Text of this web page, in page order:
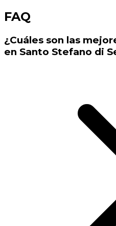
FAQ
¿Cuáles son las
en Santo Stefano di